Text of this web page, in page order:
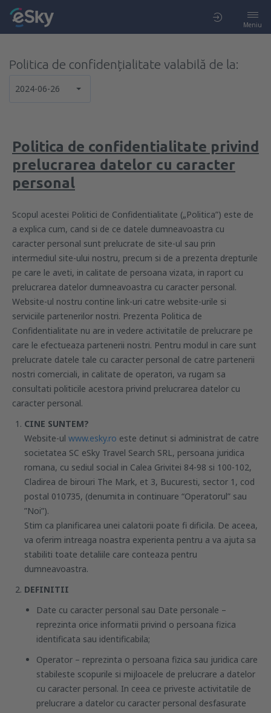
Meniu
Politica de confidențialitate valabilă de la:
2024-06-26
Politica de confidentialitate privind
prelucrarea datelor cu caracter
personal
Scopul acestei Politici de Confidentialitate („Politica”) este de
a explica cum, cand si de ce datele dumneavoastra cu
caracter personal sunt prelucrate de site-ul sau prin
intermediul site-ului nostru, precum si de a prezenta drepturile
pe care le aveti, in calitate de persoana vizata, in raport cu
prelucrarea datelor dumneavoastra cu caracter personal.
Website-ul nostru contine link-uri catre website-urile si
serviciile partenerilor nostri. Prezenta Politica de
Confidentialitate nu are in vedere activitatile de prelucrare pe
care le efectueaza partenerii nostri. Pentru modul in care sunt
prelucrate datele tale cu caracter personal de catre partenerii
nostri comerciali, in calitate de operatori, va rugam sa
consultati politicile acestora privind prelucrarea datelor cu
caracter personal.
CINE SUNTEM?
Website-ul www.esky.ro este detinut si administrat de catre
societatea SC eSky Travel Search SRL, persoana juridica
romana, cu sediul social in Calea Grivitei 84-98 si 100-102,
Cladirea de birouri The Mark, et 3, Bucuresti, sector 1, cod
postal 010735, (denumita in continuare “Operatorul” sau
”Noi”).
Stim ca planificarea unei calatorii poate fi dificila. De aceea,
va oferim intreaga noastra experienta pentru a va ajuta sa
stabiliti toate detaliile care conteaza pentru
dumneavoastra.
DEFINITII
Date cu caracter personal sau Date personale –
reprezinta orice informatii privind o persoana fizica
identificata sau identificabila;
Operator – reprezinta o persoana fizica sau juridica care
stabileste scopurile si mijloacele de prelucrare a datelor
cu caracter personal. In ceea ce priveste activitatile de
prelucrare a datelor cu caracter personal desfasurate